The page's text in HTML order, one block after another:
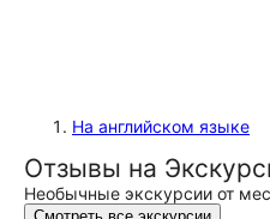
На английском языке
Отзывы на
Необычные экскурсии от